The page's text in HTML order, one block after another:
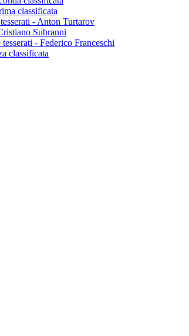
classificata
- Anton Turtarov
Subranni
- Federico Franceschi
classificata